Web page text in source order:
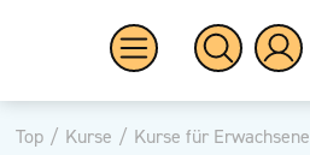
Top / Kurse / Kurse für Erwachsene